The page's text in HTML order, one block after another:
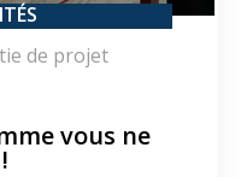
de projet
vous ne